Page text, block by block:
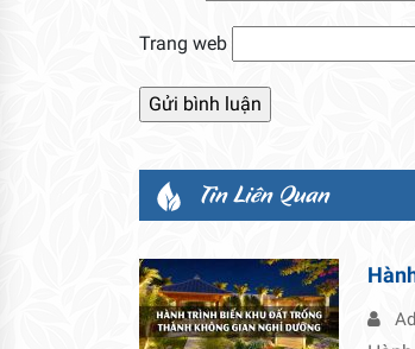
Trang web
Tin Liên Quan